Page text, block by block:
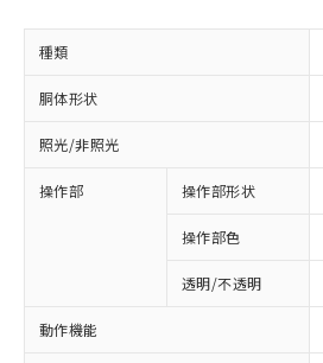
種類
胴体形状
照光/非照光
操作部 操作部形状
操作部色
透明/不透明
動作機能